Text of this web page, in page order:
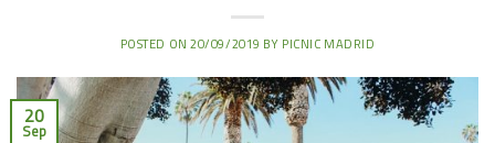
POSTED ON20/09/2019 BY PICNIC MADRID
20
Sep